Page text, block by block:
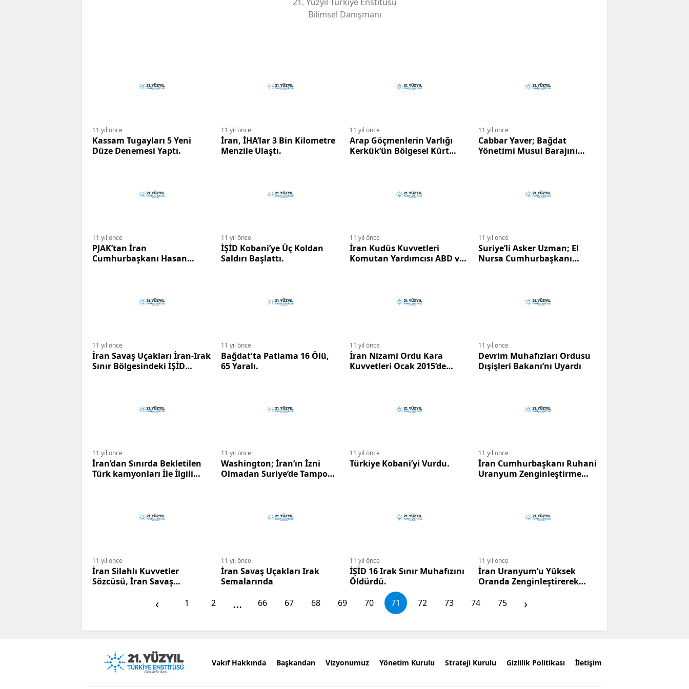
Bilimsel Danışmanı
11 yıl önce
Kassam Tugayları 5 Yeni
Düze Denemesi Yaptı.
11 yıl önce
İran, İHA’lar 3 Bin Kilometre
Menzile Ulaştı.
11 yıl önce
Arap Göçmenlerin Varlığı
Kerkük’ün Bölgesel Kürt
11 yıl önce
Cabbar Yaver; Bağdat
Yönetimi Musul Barajını
11 yıl önce
PJAK’tan İran
Cumhurbaşkanı Hasan
11 yıl önce
İŞİD Kobani’ye Üç Koldan
Saldırı Başlattı.
11 yıl önce
İran Kudüs Kuvvetleri
Komutan Yardımcısı ABD ve
11 yıl önce
Suriye’li Asker Uzman; El
Nursa Cumhurbaşkanı
11 yıl önce
İran Savaş Uçakları İran-Irak
Sınır Bölgesindeki İŞİD
11 yıl önce
Bağdat'ta Patlama 16 Ölü,
65 Yaralı.
11 yıl önce
İran Nizami Ordu Kara
Kuvvetleri Ocak 2015’de
11 yıl önce
Devrim Muhafızları Ordusu
Dışişleri Bakanı’nı Uyardı
11 yıl önce
İran’dan Sınırda Bekletilen
Türk kamyonları İle İlgili
11 yıl önce
Washington; İran’ın İzni
Olmadan Suriye’de Tampon
11 yıl önce
Türkiye Kobani’yi Vurdu.
11 yıl önce
İran Cumhurbaşkanı Ruhani
Uranyum Zenginleştirme
11 yıl önce
İran Silahlı Kuvvetler
Sözcüsü, İran Savaş
bombalama Haberini
11 yıl önce
İran Savaş Uçakları Irak
Semalarında
11 yıl önce
İŞİD 16 Irak Sınır Muhafızını
Öldürdü.
11 yıl önce
İran Uranyum’u Yüksek
Oranda Zenginleştirerek
‹ 1 2 ... 66 67 68 69 70 71 72 73 74 75 ›
Vakıf Hakkında Başkandan Vizyonumuz Yönetim Kurulu Strateji Kurulu Gizlilik Politikası İletişim